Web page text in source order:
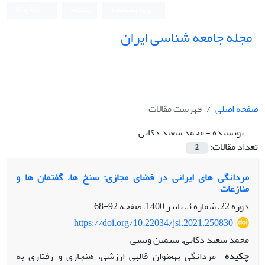
مجله جامعه شناسی ایران
صفحه اصلی
فهرست مقالات
نویسنده =محمد سعید ذکایی
تعداد مقالات:
2
مردانگی های ایرانی در فضای مجازی: سنخ ها، گفتمان ها و
منازعات
دوره 22، شماره 3، پاییز 1400، صفحه
92-68
https://doi.org/10.22034/jsi.2021.250830
محمد سعید ذکایی، سیمین ویسی
چکیده مردانگی به­عنوان قالبی ارزشی، هنجاری و رفتاری به